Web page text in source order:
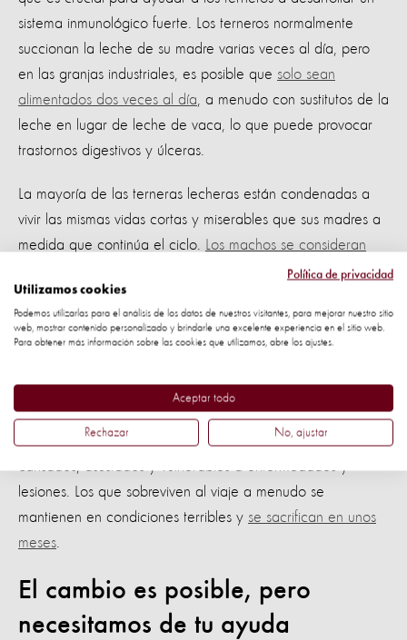
sistema inmunológico fuerte. Los terneros normalmente
succionan la leche de su madre varias veces al día, pero
en las granjas industriales, es posible que solo sean
alimentados dos veces al día , a menudo con sustitutos de la
leche en lugar de leche de vaca, lo que puede provocar
trastornos digestivos y úlceras.
La mayoría de las terneras lecheras están condenadas a
vivir las mismas vidas cortas y miserables que sus madres a
medida que continúa el ciclo.
Los machos se consideran
ya que no tienen valor de producción en las
granjas lecheras. Lamentablemente, pueden ser
sacrificados al nacer o ser exportados a granjas de
terneros de bajo bienestar.
Los terneros destinados a la industria cárnica pueden ser
transportados durante varios días a largas distancias. Es
posible que solo tengan una semana de vida: hambrientos,
lesiones. Los que sobreviven al viaje a menudo se
mantienen en condiciones terribles y se sacrifican en unos
meses
El cambio es posible, pero
necesitamos de tu ayuda
Política de privacidad
Utilizamos cookies
Podemos utilizarlas para el análisis de los datos de nuestros visitantes, para mejorar nuestro sitio
web, mostrar contenido personalizado y brindarle una excelente experiencia en el sitio web.
Para obtener más información sobre las cookies que utilizamos, abre los ajustes.
Aceptar todo
Rechazar No, ajustar